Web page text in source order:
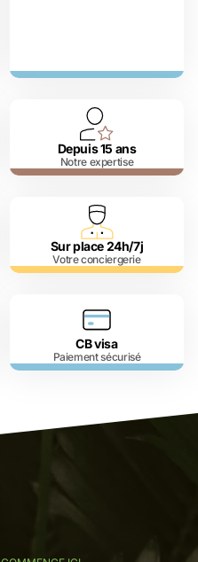
Depuis 15 ans
Notre expertise
Sur place 24h/7j
Votre conciergerie
CB visa
Paiement sécurisé